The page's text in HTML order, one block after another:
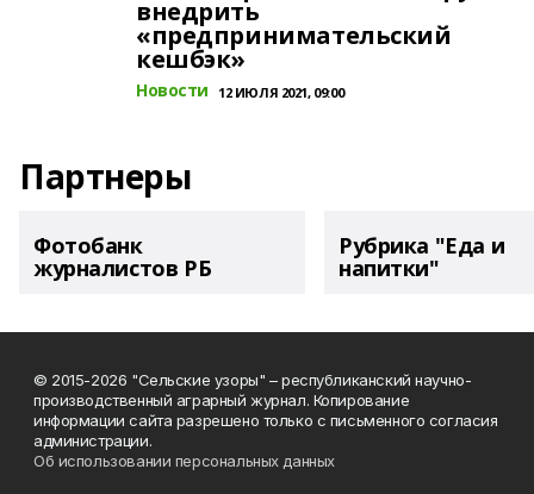
внедрить
«предпринимательский
кешбэк»
Новости 12 ИЮЛЯ 2021, 09:00
Партнеры
Фотобанк
журналистов РБ
Рубрика "Еда и
напитки"
© 2015-2026 "Сельские узоры" – республиканский научно-
производственный аграрный журнал. Копирование
информации сайта разрешено только с письменного согласия
администрации.
Об использовании персональных данных